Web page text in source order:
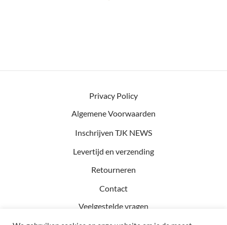
Privacy Policy
Algemene Voorwaarden
Inschrijven TJK NEWS
Levertijd en verzending
Retourneren
Contact
Veelgestelde vragen